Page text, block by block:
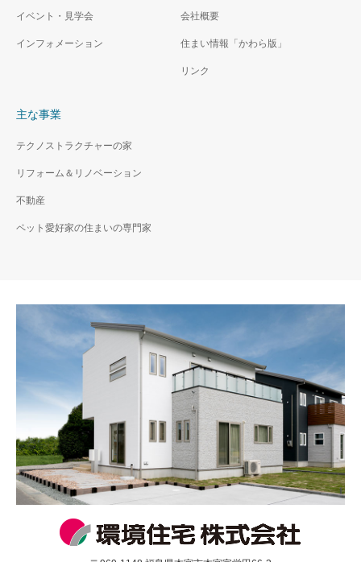
イベント・見学会
インフォメーション
会社概要
住まい情報「かわら版」
リンク
主な事業
テクノストラクチャーの家
リフォーム＆リノベーション
不動産
ペット愛好家の住まいの専門家